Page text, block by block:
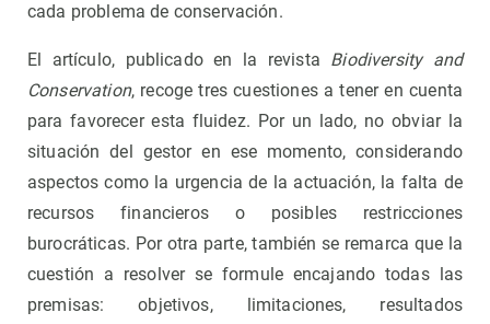
cada problema de conservación.
El artículo, publicado en la revista Biodiversity and
Conservation, recoge tres cuestiones a tener en cuenta
para favorecer esta fluidez. Por un lado, no obviar la
situación del gestor en ese momento, considerando
aspectos como la urgencia de la actuación, la falta de
recursos financieros o posibles restricciones
burocráticas. Por otra parte, también se remarca que la
cuestión a resolver se formule encajando todas las
premisas: objetivos, limitaciones, resultados